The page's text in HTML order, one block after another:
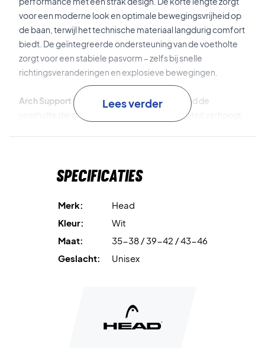
voor een moderne look en optimale bewegingsvrijheid op
de baan, terwijl het technische materiaal langdurig comfort
biedt. De geïntegreerde ondersteuning van de voetholte
zorgt voor een stabiele pasvorm – zelfs bij snelle
richtingsveranderingen en explosieve bewegingen.
Arch Support is een elastische steunzone rond de
voetholte die de pasvorm verbetert en stabiliteit verhoogt.
comfort en schokabsorptie bij elke stap.
Moisture Wicking
voert vocht af en houdt de voeten droog
en comfortabel.
63% polyester, 24% katoen, 11% polyamide,
Lees verder
Specificaties
Merk:
Head
Kleur:
Wit
Maat:
35-38 / 39-42 / 43-46
Geslacht:
Unisex